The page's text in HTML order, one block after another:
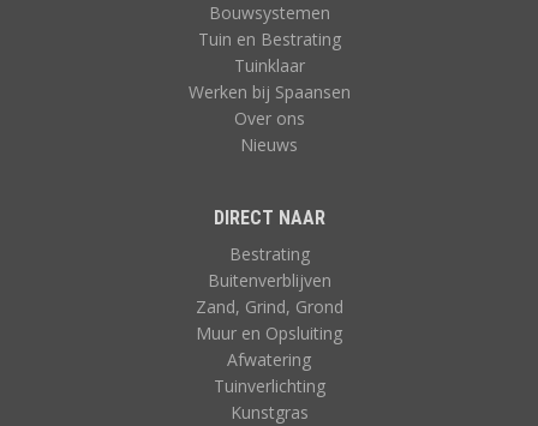
Bouwsystemen
Tuin en Bestrating
Tuinklaar
Werken bij Spaansen
Over ons
Nieuws
DIRECT NAAR
Bestrating
Buitenverblijven
Zand, Grind, Grond
Muur en Opsluiting
Afwatering
Tuinverlichting
Kunstgras